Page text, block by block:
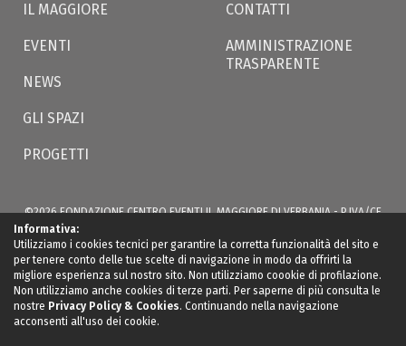
IL MAGGIORE
EVENTI
NEWS
GLI SPAZI
PROGETTI
CONTATTI
AMMINISTRAZIONE
TRASPARENTE
©2026 FONDAZIONE CENTRO EVENTI IL MAGGIORE DI VERBANIA - P.IVA/CF
02566350035 - VIA S. BERNARDINO, 49 -
PRIVACY
Informativa:
Utilizziamo i cookies tecnici per garantire la corretta funzionalità del sito e
per tenere conto delle tue scelte di navigazione in modo da offrirti la
migliore esperienza sul nostro sito. Non utilizziamo coookie di profilazione.
Non utilizziamo anche cookies di terze parti. Per saperne di più consulta le
nostre Privacy Policy & Cookies. Continuando nella navigazione
acconsenti all'uso dei cookie.